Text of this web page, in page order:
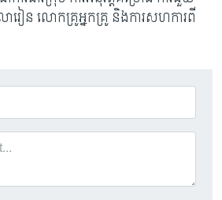
ៀន លោកគ្រូអ្នកគ្រូ និងការសហការពី